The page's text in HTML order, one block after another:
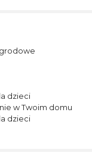
dzieci
w Twoim domu
dzieci